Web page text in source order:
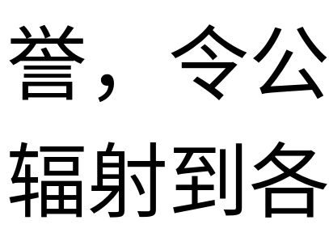
誉，令
辐射到